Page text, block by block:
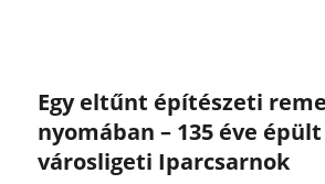
Egy eltűnt építészeti
nyomában – 135 éve épült
városligeti Iparcsarnok